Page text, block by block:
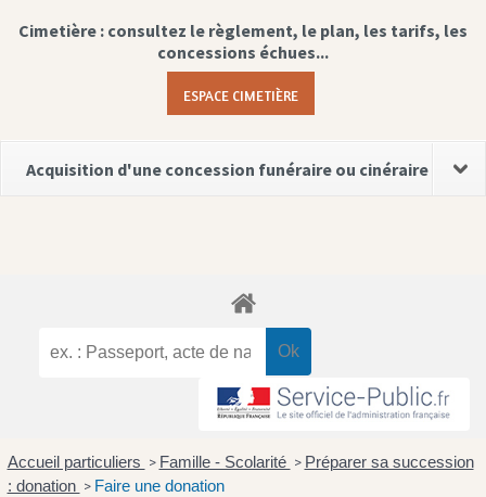
Cimetière : consultez le règlement, le plan, les tarifs, les
concessions échues...
ESPACE CIMETIÈRE
Acquisition d'une concession funéraire ou cinéraire
Accueil particuliers > Famille - Scolarité > Préparer sa succession
: donation > Faire une donation